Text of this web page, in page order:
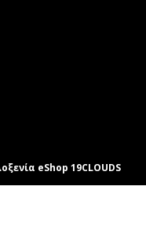
eShop 19CLOUDS